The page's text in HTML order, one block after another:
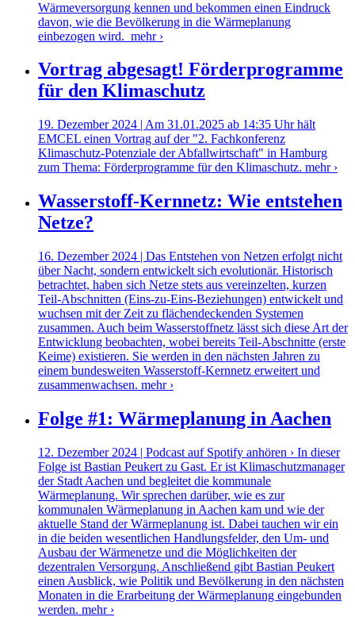
Wärmeversorgung kennen und bekommen einen Eindruck
davon, wie die Bevölkerung in die Wärmeplanung
einbezogen wird. mehr ›
Vortrag abgesagt! Förderprogramme
für den Klimaschutz
19. Dezember 2024 | Am 31.01.2025 ab 14:35 Uhr hält
EMCEL einen Vortrag auf der "2. Fachkonferenz
Klimaschutz-Potenziale der Abfallwirtschaft" in Hamburg
zum Thema: Förderprogramme für den Klimaschutz. mehr ›
Wasserstoff-Kernnetz: Wie entstehen
Netze?
16. Dezember 2024 | Das Entstehen von Netzen erfolgt nicht
über Nacht, sondern entwickelt sich evolutionär. Historisch
betrachtet, haben sich Netze stets aus vereinzelten, kurzen
Teil-Abschnitten (Eins-zu-Eins-Beziehungen) entwickelt und
wuchsen mit der Zeit zu flächendeckenden Systemen
zusammen. Auch beim Wasserstoffnetz lässt sich diese Art der
Entwicklung beobachten, wobei bereits Teil-Abschnitte (erste
Keime) existieren. Sie werden in den nächsten Jahren zu
einem bundesweiten Wasserstoff-Kernnetz erweitert und
zusammenwachsen. mehr ›
Folge #1: Wärmeplanung in Aachen
12. Dezember 2024 | Podcast auf Spotify anhören › In dieser
Folge ist Bastian Peukert zu Gast. Er ist Klimaschutzmanager
der Stadt Aachen und begleitet die kommunale
Wärmeplanung. Wir sprechen darüber, wie es zur
kommunalen Wärmeplanung in Aachen kam und wie der
aktuelle Stand der Wärmeplanung ist. Dabei tauchen wir ein
in die beiden wesentlichen Handlungsfelder, den Um- und
Ausbau der Wärmenetze und die Möglichkeiten der
dezentralen Versorgung. Anschließend gibt Bastian Peukert
einen Ausblick, wie Politik und Bevölkerung in den nächsten
Monaten in die Erarbeitung der Wärmeplanung eingebunden
werden. mehr ›